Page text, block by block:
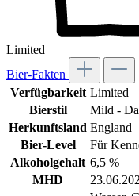
Limited
Bier-Fakten
Verfügbarkeit Limited
Bierstil
Mild -
Herkunftsland England
Bier-Level
Für
Alkoholgehalt 6,5 %
MHD